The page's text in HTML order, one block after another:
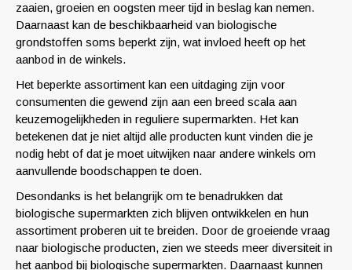
zaaien, groeien en oogsten meer tijd in beslag kan nemen.
Daarnaast kan de beschikbaarheid van biologische
grondstoffen soms beperkt zijn, wat invloed heeft op het
aanbod in de winkels.
Het beperkte assortiment kan een uitdaging zijn voor
consumenten die gewend zijn aan een breed scala aan
keuzemogelijkheden in reguliere supermarkten. Het kan
betekenen dat je niet altijd alle producten kunt vinden die je
nodig hebt of dat je moet uitwijken naar andere winkels om
aanvullende boodschappen te doen.
Desondanks is het belangrijk om te benadrukken dat
biologische supermarkten zich blijven ontwikkelen en hun
assortiment proberen uit te breiden. Door de groeiende vraag
naar biologische producten, zien we steeds meer diversiteit in
het aanbod bij biologische supermarkten. Daarnaast kunnen